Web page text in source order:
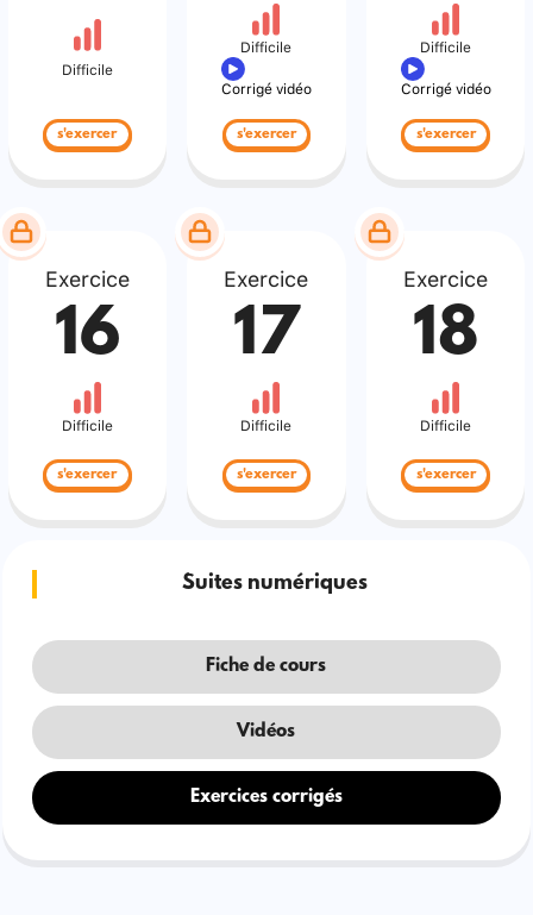
Difficile
s'exercer
Difficile
Corrigé vidéo
s'exercer
Difficile
Corrigé vidéo
s'exercer
Exercice
16
Difficile
s'exercer
Exercice
17
Difficile
s'exercer
Exercice
18
Difficile
s'exercer
Suites numériques
Fiche de cours
Vidéos
Exercices corrigés